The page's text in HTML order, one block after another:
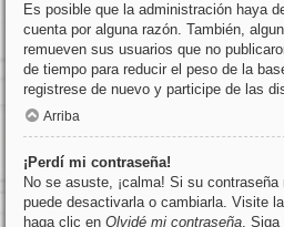
Es posible que la administración haya
cuenta por alguna razón. También,
remueven sus usuarios que no
de tiempo para reducir el peso de la
registrese de nuevo y participe de las
Arriba
¡Perdí mi contraseña!
No se asuste, ¡calma! Si su contraseña
puede desactivarla o cambiarla. Visite
haga clic en Olvidé mi contraseña. Siga